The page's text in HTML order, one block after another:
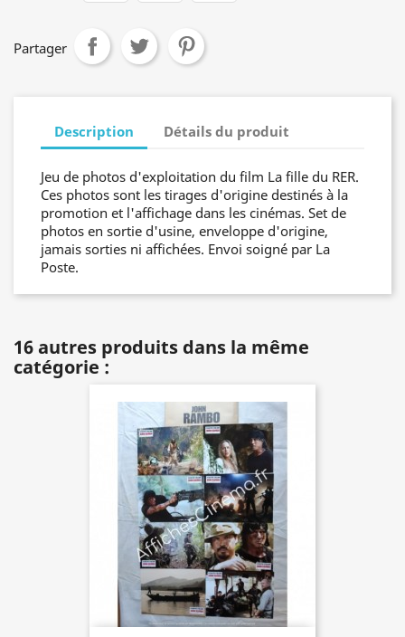
Partager
Description Détails du produit
Jeu de photos d'exploitation du film La fille du RER.
Ces photos sont les tirages d'origine destinés à la
promotion et l'affichage dans les cinémas. Set de
photos en sortie d'usine, enveloppe d'origine,
jamais sorties ni affichées. Envoi soigné par La
Poste.
16 autres produits dans la même
catégorie :